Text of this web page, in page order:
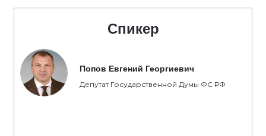
Спикер
Попов Евгений Георгиевич
Депутат Государственной Думы ФС РФ